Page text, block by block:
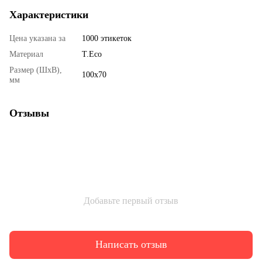
Характеристики
Цена указана за
1000 этикеток
Материал
T.Eco
Размер (ШхВ),
мм
100х70
Отзывы
Добавьте первый отзыв
Написать отзыв